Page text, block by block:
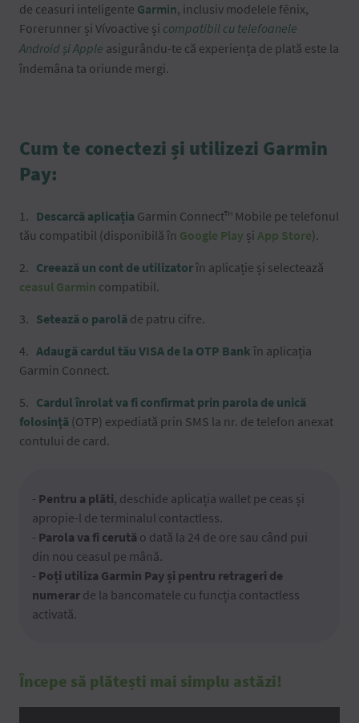
de ceasuri inteligente Garmin, inclusiv modelele fēnix,
Forerunner și Vívoactive și compatibil cu telefoanele
Android și Apple asigurându-te că experiența de plată este la
îndemâna ta oriunde mergi.
Cum te conectezi și utilizezi Garmin
Pay:
Descarcă aplicația Garmin Connect™ Mobile pe telefonul
tău compatibil (disponibilă în Google Play și App Store).
Creează un cont de utilizatorîn aplicație și selectează
ceasul Garmin compatibil.
Setează o parolă de patru cifre.
Adaugă cardul tău VISA de la OTP Bank în aplicația
Garmin Connect.
Cardul înrolat va fi confirmat prin parola de unică
folosinţă (OTP) expediată prin SMS la nr. de telefon anexat
contului de card.
- Pentru a plăti, deschide aplicația wallet pe ceas și
apropie-l de terminalul contactless.
- Parola va fi cerută o dată la 24 de ore sau când pui
din nou ceasul pe mână.
- Poți utiliza Garmin Pay și pentru retrageri de
numerar de la bancomatele cu funcția contactless
activată.
Începe să plătești mai simplu astăzi!